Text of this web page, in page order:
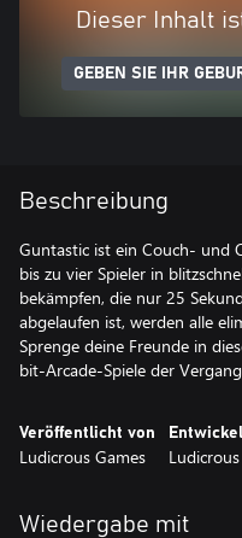
Dieser Inhalt
GEBEN SIE IHR
Beschreibung
Guntastic ist ein Couch- und
bis zu vier Spieler in
bekämpfen, die nur 25
abgelaufen ist, werden alle
Sprenge deine Freunde in
bit-Arcade-Spiele der
Veröffentlicht von
Ludicrous Games
Wiedergabe mit